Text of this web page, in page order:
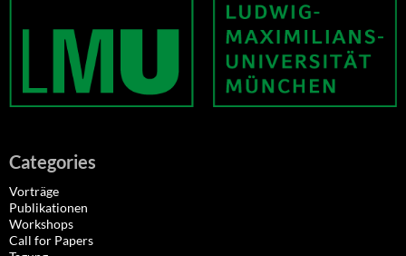
Categories
Vorträge
Publikationen
Workshops
Call for Papers